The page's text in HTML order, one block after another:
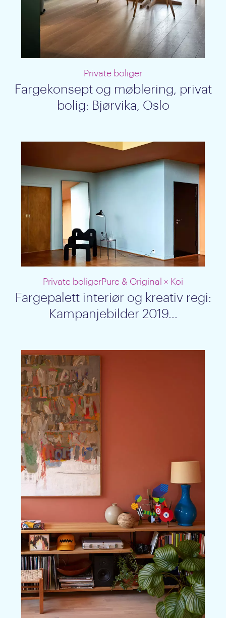
Private boliger
Fargekonsept og møblering, privat
bolig: Bjørvika, Oslo
Private boligerPure & Original × Koi
Fargepalett interiør og kreativ regi:
Kampanjebilder 2019...